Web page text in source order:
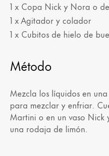
1 x Copa Nick y Nora o
1 x Agitador y colador
1 x Cubitos de hielo de
Método
Mezcla los líquidos en
para mezclar y enfriar.
Martini o en un vaso
una rodaja de limón.